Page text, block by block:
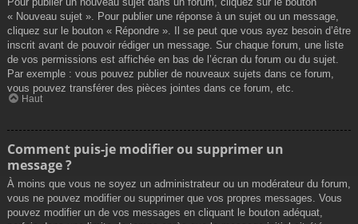
« Nouveau sujet ». Pour publier une réponse à un sujet ou un message,
cliquez sur le bouton « Répondre ». Il se peut que vous ayez besoin d’être
inscrit avant de pouvoir rédiger un message. Sur chaque forum, une liste
de vos permissions est affichée en bas de l’écran du forum ou du sujet.
Par exemple : vous pouvez publier de nouveaux sujets dans ce forum,
vous pouvez transférer des pièces jointes dans ce forum, etc.
Haut
Comment puis-je modifier ou supprimer un
message ?
À moins que vous ne soyez un administrateur ou un modérateur du forum,
vous ne pouvez modifier ou supprimer que vos propres messages. Vous
pouvez modifier un de vos messages en cliquant le bouton adéquat,